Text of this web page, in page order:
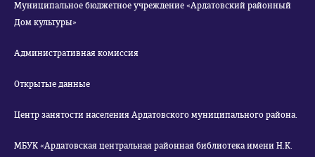
Муниципальное бюджетное учреждение «Ардатовский районный
Дом культуры»
Административная комиссия
Открытые данные
Центр занятости населения Ардатовского муниципального района.
МБУК «Ардатовская центральная районная библиотека имени Н.К.